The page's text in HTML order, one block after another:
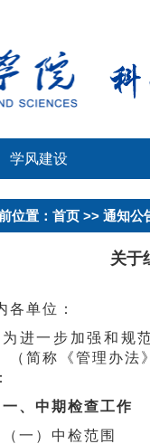
学风建设
位置： 首页 >> 通知公
关于
各单位：
为进一步加强和规
（简称《管理办法
一、中期检查工作
（一）中检范围